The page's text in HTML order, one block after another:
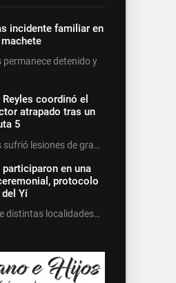
incidente familiar en
permanece detenido y
coordinó el
atrapado tras un
5
sufrió lesiones de gra…
en una
protocolo
Yí
distintas localidades…